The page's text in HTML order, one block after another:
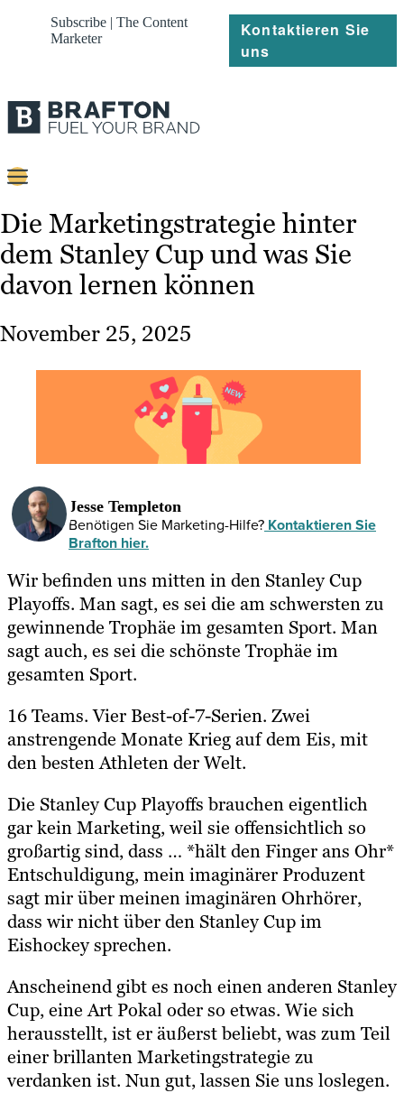
Subscribe | The Content
Marketer
Kontaktieren Sie
uns
Content
Strategie
Platforms
Referenzen
Ressourcen
Die Marketingstrategie hinter
dem Stanley Cup und was Sie
davon lernen können
November 25, 2025
Jesse Templeton
Benötigen Sie Marketing-Hilfe? Kontaktieren Sie
Brafton hier.
Wir befinden uns mitten in den Stanley Cup
Playoffs. Man sagt, es sei die am schwersten zu
gewinnende Trophäe im gesamten Sport. Man
sagt auch, es sei die schönste Trophäe im
gesamten Sport.
16 Teams. Vier Best-of-7-Serien. Zwei
anstrengende Monate Krieg auf dem Eis, mit
den besten Athleten der Welt.
Die Stanley Cup Playoffs brauchen eigentlich
gar kein Marketing, weil sie offensichtlich so
großartig sind, dass … *hält den Finger ans Ohr*
Entschuldigung, mein imaginärer Produzent
sagt mir über meinen imaginären Ohrhörer,
dass wir nicht über den Stanley Cup im
Eishockey sprechen.
Anscheinend gibt es noch einen anderen Stanley
Cup, eine Art Pokal oder so etwas. Wie sich
herausstellt, ist er äußerst beliebt, was zum Teil
einer brillanten Marketingstrategie zu
verdanken ist. Nun gut, lassen Sie uns loslegen.